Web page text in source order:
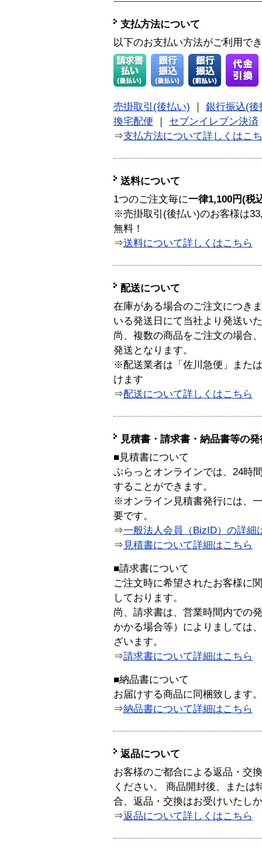
支払方法について
以下のお支払い方法がご利用で
売掛取引(後払い)
銀行振込(後
換宅配便
セブンイレブン決済
⇒支払方法について詳しくはこ
送料について
1つのご注文毎に一律1,100円(税
※売掛取引(後払い)のお客様は
無料！
⇒送料について詳しくはこちら
配送について
在庫がある場合のご注文につき
いる発送日にて当社より発送い
尚、複数の商品をご注文の場合
発送となります。
※配送業者は「佐川急便」また
けます
⇒配送について詳しくはこちら
見積書・請求書・納品書等の
■見積書について
ぷらっとオンラインでは、24時
することができます。
※オンライン見積書発行には、
要です。
⇒一般法人会員（BizID）の詳細
⇒ 見積書について詳細はこちら
■請求書について
ご注文時に希望されたお客様に
しております。
尚、請求書は、営業時間内での
かかる場合等）によりましては
ざいます。
⇒請求書について詳細はこちら
■納品書について
お届けする商品に同梱致します。
⇒納品書について詳細はこちら
返品について
お客様のご都合による返品・交
ください。 商品開封後、または
合、返品・交換はお受けいたし
⇒返品について詳しくはこちら